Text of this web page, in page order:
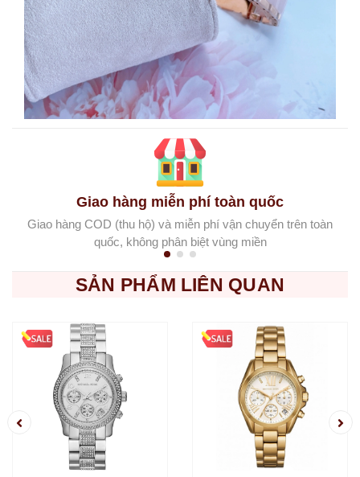
Giao hàng miễn phí toàn quốc
Giao hàng COD (thu hộ) và miễn phí vận chuyển trên toàn
quốc, không phân biệt vùng miền
SẢN PHẨM LIÊN QUAN